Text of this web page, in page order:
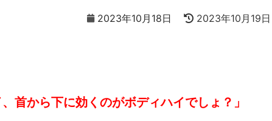
2023年10月18日 2023年10月19日
首から下に効くのがボディハイでしょ？」